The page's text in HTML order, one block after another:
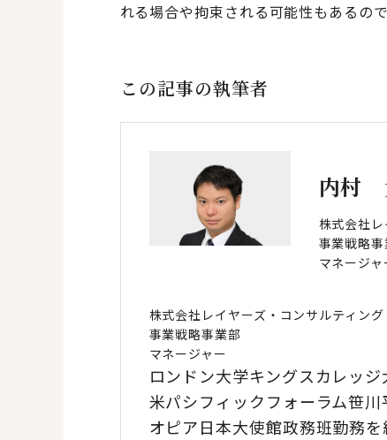
れる場合や拘束される可能性もあるの
この記事の執筆者
内村
株式会社
事業戦略事
マネージャ
株式会社レイヤーズ・コンサルティング
事業戦略事業部
マネージャー
ロンドン大学キングスカレッ
米パシフィックフォーラム笹
オピア日本大使館政務班勤務